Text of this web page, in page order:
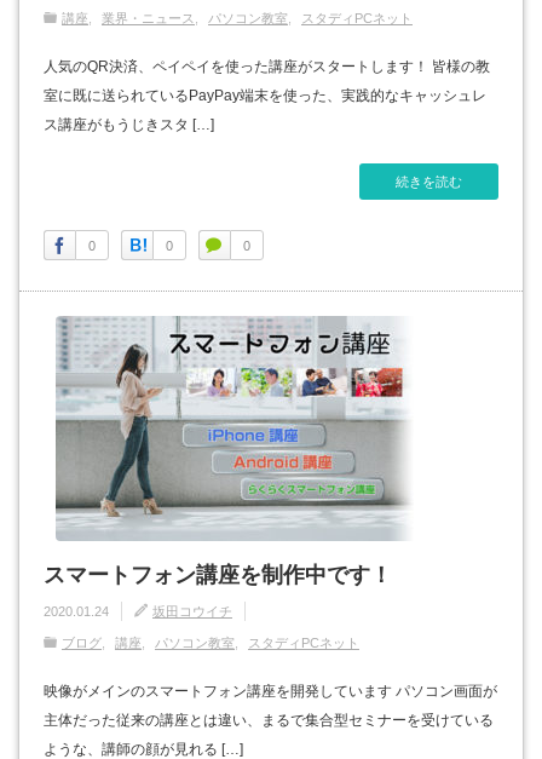
講座 業界・ニュース パソコン教室 スタディPCネット
人気のQR決済、ペイペイを使った講座がスタートします！ 皆様の教
室に既に送られているPayPay端末を使った、実践的なキャッシュレ
ス講座がもうじきスタ […]
続きを読む
0 0 0
スマートフォン講座を制作中です！
2020.01.24 坂田コウイチ
ブログ 講座 パソコン教室 スタディPCネット
映像がメインのスマートフォン講座を開発しています パソコン画面が
主体だった従来の講座とは違い、まるで集合型セミナーを受けている
ような、講師の顔が見れる […]